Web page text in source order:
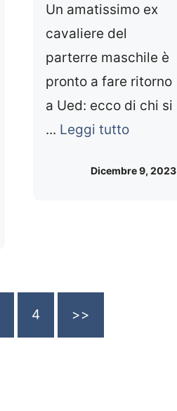
Un amatissimo ex
cavaliere del
parterre maschile è
pronto a fare ritorno
a Ued: ecco di chi si
... Leggi tutto
Dicembre 9, 2023
4 >>